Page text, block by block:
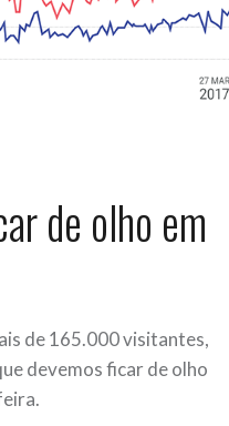
de olho em
de 165.000 visitantes,
devemos ficar de olho